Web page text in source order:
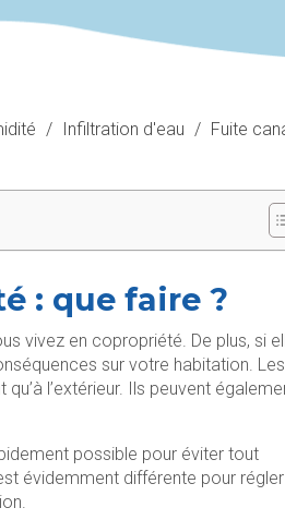
/ Infiltration d'eau / Fuite
: que faire ?
vivez en copropriété. De plus, si
sur votre habitation. Les
l’extérieur. Ils peuvent
possible pour éviter tout
évidemment différente pour